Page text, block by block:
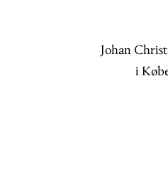
Johan
i